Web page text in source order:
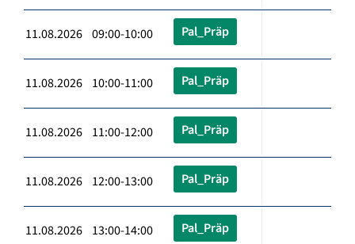
11.08.2026 09:00-10:00 Pal_Präp
11.08.2026 10:00-11:00 Pal_Präp
11.08.2026 11:00-12:00 Pal_Präp
11.08.2026 12:00-13:00 Pal_Präp
11.08.2026 13:00-14:00 Pal_Präp